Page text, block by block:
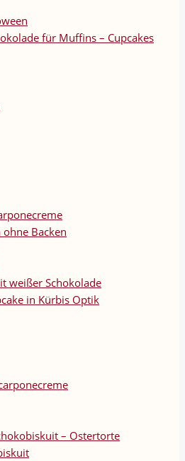
für Muffins – Cupcakes
Backen
weißer Schokolade
in Kürbis Optik
– Ostertorte